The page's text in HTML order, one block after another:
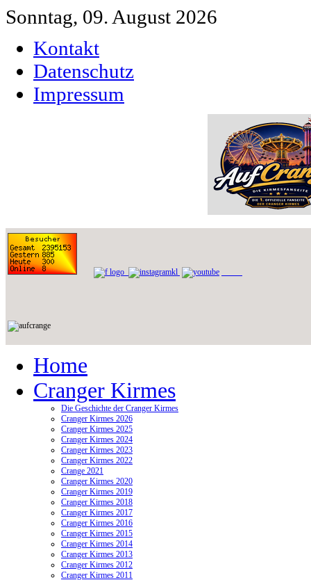
Sonntag, 09. August 2026
Kontakt
Datenschutz
Impressum
Home
Cranger Kirmes
Die Geschichte der Cranger Kirmes
Cranger Kirmes 2026
Cranger Kirmes 2025
Cranger Kirmes 2024
Cranger Kirmes 2023
Cranger Kirmes 2022
Crange 2021
Cranger Kirmes 2020
Cranger Kirmes 2019
Cranger Kirmes 2018
Cranger Kirmes 2017
Cranger Kirmes 2016
Cranger Kirmes 2015
Cranger Kirmes 2014
Cranger Kirmes 2013
Cranger Kirmes 2012
Cranger Kirmes 2011